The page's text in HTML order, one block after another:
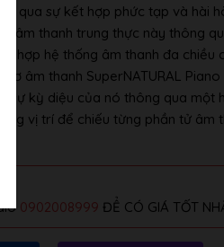
qua sự kết hợp phức tạp và hài
âm thanh trung thực này thông
hợp hệ thống âm thanh đa chiều
cơ âm thanh SuperNATURAL
sự kỳ diệu của nó thông qua một
vị trí để chiếu từng phần tử âm
0902008999 ĐỂ CÓ GIÁ TỐT